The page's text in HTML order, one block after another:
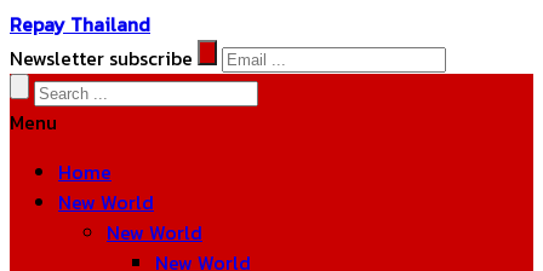
Repay Thailand
Newsletter subscribe
Menu
Home
New World
New World
New World